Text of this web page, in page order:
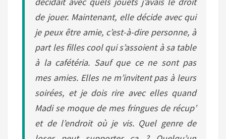
de jouer. Maintenant, elle décide avec qui
je peux être amie, c’est-à-dire personne, à
part les filles cool qui s’assoient à sa table
à la cafétéria. Sauf que ce ne sont pas
mes amies. Elles ne m’invitent pas à leurs
soirées, et je dois rire avec elles quand
Madi se moque de mes fringues de récup’
et de l’endroit où je vis. Quel genre de